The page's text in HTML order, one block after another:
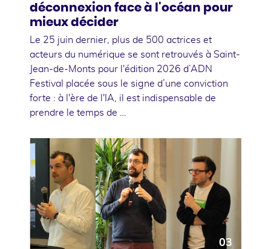
déconnexion face à l'océan pour
mieux décider
Le 25 juin dernier, plus de 500 actrices et
acteurs du numérique se sont retrouvés à Saint-
Jean-de-Monts pour l'édition 2026 d’ADN
Festival placée sous le signe d’une conviction
forte : à l'ère de l'IA, il est indispensable de
prendre le temps de …
03